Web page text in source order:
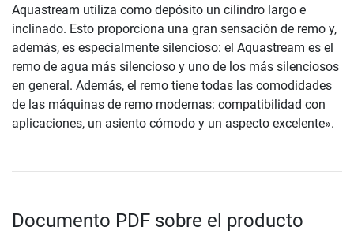
Aquastream utiliza como depósito un cilindro largo e
inclinado. Esto proporciona una gran sensación de remo y,
además, es especialmente silencioso: el Aquastream es el
remo de agua más silencioso y uno de los más silenciosos
en general. Además, el remo tiene todas las comodidades
de las máquinas de remo modernas: compatibilidad con
aplicaciones, un asiento cómodo y un aspecto excelente».
Documento PDF sobre el producto